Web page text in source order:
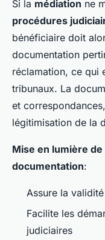
Si la médiation ne
procédures
bénéficiaire doit
documentation
réclamation, ce qui
tribunaux. La
et
légitimisation de la
Mise en lumière
documentation:
Assure la
Facilite les
judiciaires